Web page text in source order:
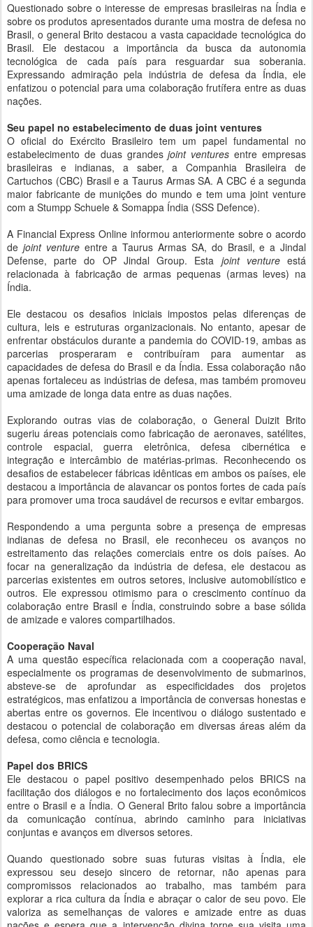
Questionado sobre o interesse de empresas brasileiras na Índia e
sobre os produtos apresentados durante uma mostra de defesa no
Brasil, o general Brito destacou a vasta capacidade tecnológica do
Brasil. Ele destacou a importância da busca da autonomia
tecnológica de cada país para resguardar sua soberania.
Expressando admiração pela indústria de defesa da Índia, ele
enfatizou o potencial para uma colaboração frutífera entre as duas
nações.
Seu papel no estabelecimento de duas joint ventures
O oficial do Exército Brasileiro tem um papel fundamental no
estabelecimento de duas grandesjoint ventures entre empresas
brasileiras e indianas, a saber, a Companhia Brasileira de
Cartuchos (CBC) Brasil e a Taurus Armas SA. A CBC é a segunda
maior fabricante de munições do mundo e tem uma joint venture
com a Stumpp Schuele & Somappa Índia (SSS Defence).
A Financial Express Online informou anteriormente sobre o acordo
de joint ventureentre a Taurus Armas SA, do Brasil, e a Jindal
Defense, parte do OP Jindal Group. Esta joint ventureestá
relacionada à fabricação de armas pequenas (armas leves) na
Índia.
Ele destacou os desafios iniciais impostos pelas diferenças de
cultura, leis e estruturas organizacionais. No entanto, apesar de
enfrentar obstáculos durante a pandemia do COVID-19, ambas as
parcerias prosperaram e contribuíram para aumentar as
capacidades de defesa do Brasil e da Índia. Essa colaboração não
apenas fortaleceu as indústrias de defesa, mas também promoveu
uma amizade de longa data entre as duas nações.
Explorando outras vias de colaboração, o General Duizit Brito
sugeriu áreas potenciais como fabricação de aeronaves, satélites,
controle espacial, guerra eletrônica, defesa cibernética e
integração e intercâmbio de matérias-primas. Reconhecendo os
desafios de estabelecer fábricas idênticas em ambos os países, ele
destacou a importância de alavancar os pontos fortes de cada país
para promover uma troca saudável de recursos e evitar embargos.
Respondendo a uma pergunta sobre a presença de empresas
indianas de defesa no Brasil, ele reconheceu os avanços no
estreitamento das relações comerciais entre os dois países. Ao
focar na generalização da indústria de defesa, ele destacou as
parcerias existentes em outros setores, inclusive automobilístico e
outros. Ele expressou otimismo para o crescimento contínuo da
colaboração entre Brasil e Índia, construindo sobre a base sólida
de amizade e valores compartilhados.
Cooperação Naval
A uma questão específica relacionada com a cooperação naval,
especialmente os programas de desenvolvimento de submarinos,
absteve-se de aprofundar as especificidades dos projetos
estratégicos, mas enfatizou a importância de conversas honestas e
abertas entre os governos. Ele incentivou o diálogo sustentado e
destacou o potencial de colaboração em diversas áreas além da
defesa, como ciência e tecnologia.
Papel dos BRICS
Ele destacou o papel positivo desempenhado pelos BRICS na
facilitação dos diálogos e no fortalecimento dos laços econômicos
entre o Brasil e a Índia. O General Brito falou sobre a importância
da comunicação contínua, abrindo caminho para iniciativas
conjuntas e avanços em diversos setores.
Quando questionado sobre suas futuras visitas à Índia, ele
expressou seu desejo sincero de retornar, não apenas para
compromissos relacionados ao trabalho, mas também para
explorar a rica cultura da Índia e abraçar o calor de seu povo. Ele
valoriza as semelhanças de valores e amizade entre as duas